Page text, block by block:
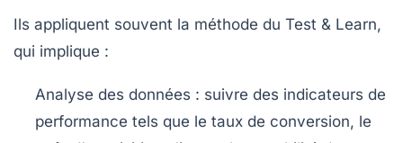
Ils appliquent souvent la méthode du Test & Learn,
qui implique :
Analyse des données : suivre des indicateurs de
performance tels que le taux de conversion, le